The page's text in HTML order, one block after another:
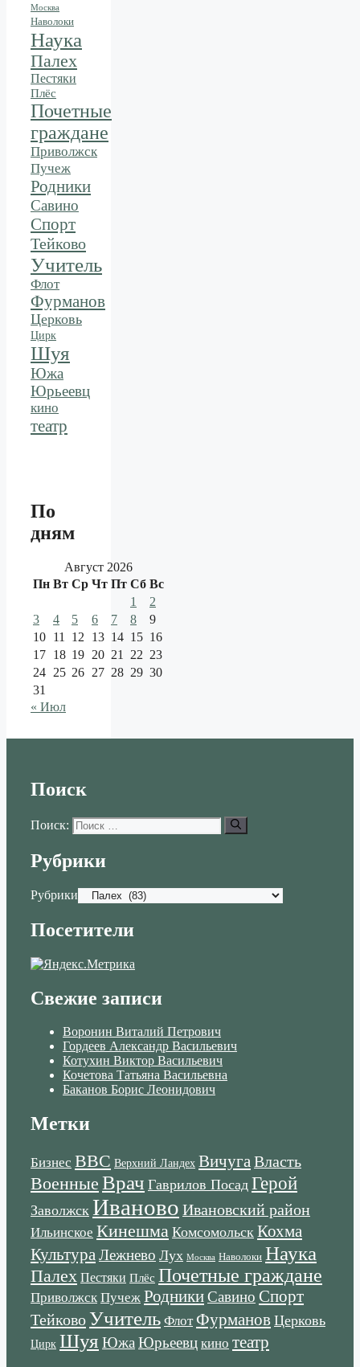
Москва
Наволоки
Наука
Палех
Пестяки
Плёс
Почетные
граждане
Приволжск
Пучеж
Родники
Савино
Спорт
Тейково
Учитель
Флот
Фурманов
Церковь
Цирк
Шуя
Южа
Юрьеевц
кино
театр
По
дням
Август 2026
Пн Вт Ср Чт Пт Сб Вс
1
2
3
4 5 6 7 8
9
10 11 12 13 14 15 16
17 18 19 20 21 22 23
24 25 26 27 28 29 30
31
« Июл
Поиск
Поиск:
Рубрики
Рубрики
Посетители
Свежие записи
Воронин Виталий Петрович
Гордеев Александр Васильевич
Котухин Виктор Васильевич
Кочетова Татьяна Васильевна
Баканов Борис Леонидович
Метки
Бизнес ВВС Верхний Ландех ВичугаВласть
Военные Врач Гаврилов Посад Герой
Заволжск Иваново Ивановский район
Ильинское Кинешма Комсомольск Кохма
Культура Лежнево Лух Москва Наволоки Наука
Палех Пестяки Плёс Почетные граждане
Приволжск Пучеж РодникиСавино Спорт
ТейковоУчитель Флот Фурманов Церковь
Цирк Шуя ЮжаЮрьеевц кино театр